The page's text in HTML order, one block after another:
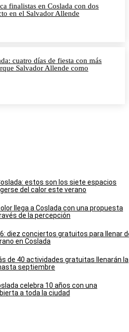
finalistas en Coslada con dos
en el Salvador Allende
cuatro días de fiesta con más
Salvador Allende como
estos son los siete espacios
del calor este verano
llega a Coslada con una propuesta
de la percepción
diez conciertos gratuitos para llenar
en Coslada
de 40 actividades gratuitas llenarán la
septiembre
celebra 10 años con una
a toda la ciudad